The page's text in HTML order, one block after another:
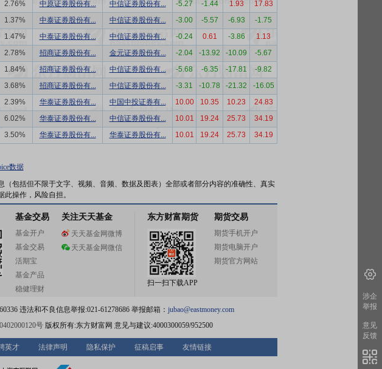
2.76% 中原证券股份有... 中信证券股份有... -5.27 -1.44 1.93
17.83
1.37% 中泰证券股份有... 中信证券股份有... -3.00 -5.57 -6.93
-1.75
1.47% 中泰证券股份有... 中信证券股份有... -0.24 0.61 -3.86
1.13
2.78% 招商证券股份有... 金元证券股份有... -2.04 -13.92 -10.09
-5.67
1.84% 招商证券股份有... 中信证券股份有... -5.68 -6.35 -17.81
-9.82
3.68% 招商证券股份有... 中信证券股份有... -3.31 -10.78 -21.32
-16.05
2.39% 华泰证券股份有... 中国中投证券有... 10.00 10.35 10.23
24.83
6.02% 华泰证券股份有... 中信证券股份有... 10.01 19.24 25.73
34.19
3.50% 华泰证券股份有... 华泰证券股份有... 10.01 19.24 25.73 34.19
数据
包括但不限于文字、视频、音频、数据及图表）全部或者部分内容的准确性、真实
操作，风险自担。
基金交易
基金开户
基金交易
活期宝
基金产品
稳健理财
关注天天基金
天天基金网微博
天天基金网微信
东方财富期货
扫一扫下载APP
期货交易
期货手机开户
期货电脑开户
期货官方网站
违法和不良信息举报:021-61278686 举报邮箱： jubao@eastmoney.com
号版权所有:东方财富网 意见与建议:4000300059/952500
英才 法律声明 隐私保护 征稿启事 友情链接
涉企
举报
意见
反馈